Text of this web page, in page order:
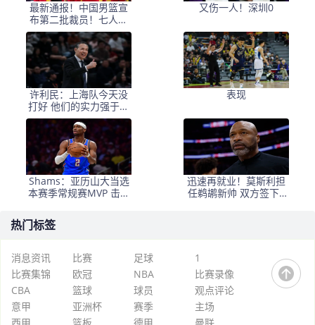
最新通报！中国男篮宣
布第二批裁员！七人离
队，八人进队，十二人
在强队选拔
又伤一人！深圳0
许利民：上海队今天没
打好 他们的实力强于我
们
表现
Shams：亚历山大当选
本赛季常规赛MVP 击败
迅速再就业！莫斯利担
任鹈鹕新帅 双方签下5
热门标签
消息资讯 比赛 足球
1
比赛集锦
欧冠 NBA
比赛录像
CBA
篮球 球员
观点评论
意甲
亚洲杯 赛季
主场